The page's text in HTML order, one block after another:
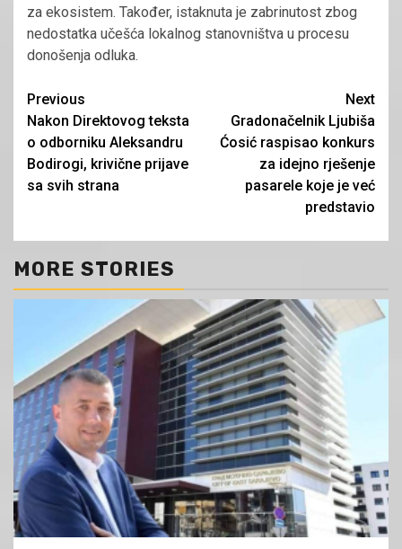
za ekosistem. Također, istaknuta je zabrinutost zbog
nedostatka učešća lokalnog stanovništva u procesu
donošenja odluka.
Continue
Reading
Previous
Nakon Direktovog teksta
o odborniku Aleksandru
Bodirogi, krivične prijave
sa svih strana
Next
Gradonačelnik Ljubiša
Ćosić raspisao konkurs
za idejno rješenje
pasarele koje je već
predstavio
MORE STORIES